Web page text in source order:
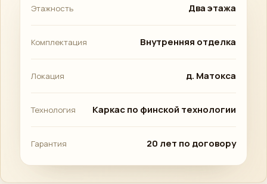
Этажность Два этажа
Комплектация Внутренняя отделка
Локация д. Матокса
Технология Каркас по финской технологии
Гарантия 20 лет по договору